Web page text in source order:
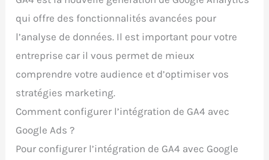
qui offre des fonctionnalités avancées pour
l’analyse de données. Il est important pour votre
entreprise car il vous permet de mieux
comprendre votre audience et d’optimiser vos
stratégies marketing.
Comment configurer l’intégration de GA4 avec
Google Ads ?
Pour configurer l’intégration de GA4 avec Google